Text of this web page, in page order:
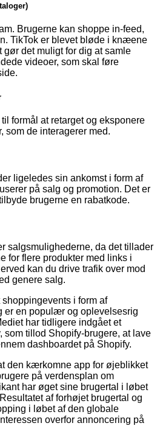
Brugerne kan shoppe in-feed,
TikTok er blevet bløde i knæene
gør det muligt for dig at samle
videoer, som skal føre
formål at retarget og eksponere
som de interagerer med.
ligeledes sin ankomst i form af
på salg og promotion. Det er
brugerne en rabatkode.
salgsmulighederne, da det tillader
for flere produkter med links i
kan du drive trafik over mod
genere salg.
i form af
er en populær og oplevelsesrig
har tidligere indgået et
som tillod Shopify-brugere, at lave
dashboardet på Shopify.
den kærkomne app for øjeblikket
på verdensplan om
har øget sine brugertal i løbet
af forhøjet brugertal og
i løbet af den globale
overfor annoncering på